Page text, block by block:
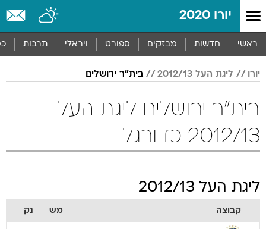
יורו 2020
ראשי חדשות מבזקים ספורט ויראלי תרבות
יורו ליגת העל 2012/13 בית"ר ירושלים
בית"ר ירושלים ליגת העל
2012/13 כדורגל
ליגת העל 2012/13
קבוצה מש נק